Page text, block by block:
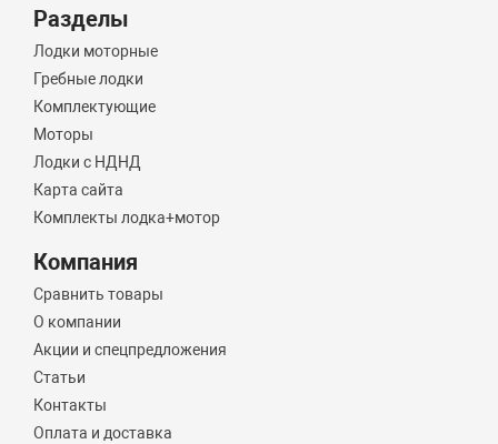
Разделы
Лодки моторные
Гребные лодки
Комплектующие
Моторы
Лодки с НДНД
Карта сайта
Комплекты лодка+мотор
Компания
Сравнить товары
О компании
Акции и спецпредложения
Статьи
Контакты
Оплата и доставка